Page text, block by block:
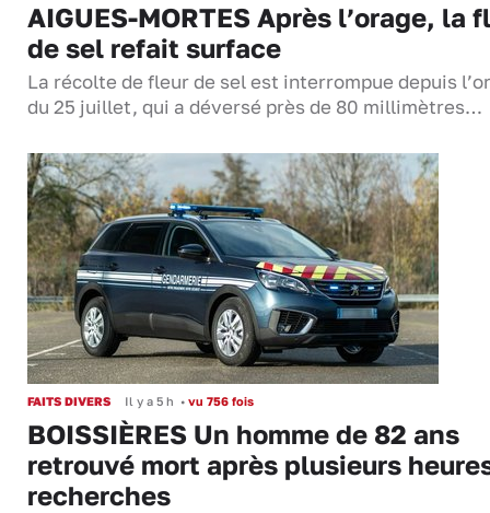
AIGUES-MORTES Après l’orage, la
de sel refait surface
La récolte de fleur de sel est interrompue depuis
du 25 juillet, qui a déversé près de 80 millimètres…
FAITS DIVERS Il y a 5 h • vu 756 fois
BOISSIÈRES Un homme de 82 ans
retrouvé mort après plusieurs
recherches